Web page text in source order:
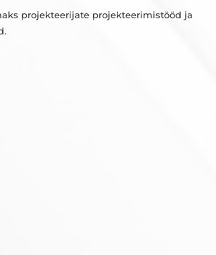
projekteerijate projekteerimistööd ja